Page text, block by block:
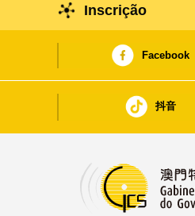
Inscrição
Facebook
抖音